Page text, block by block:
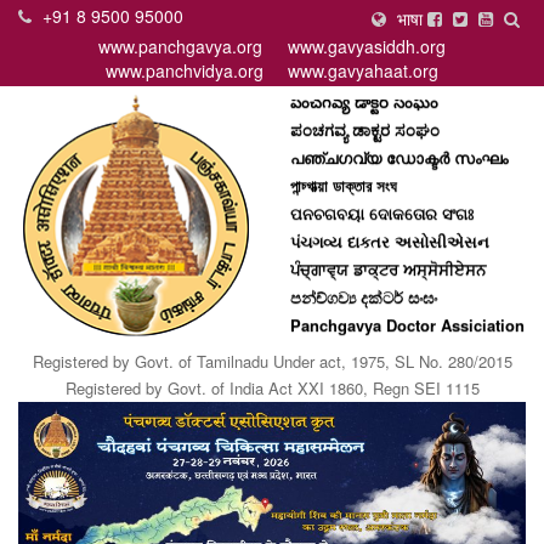
+91 8 9500 95000
www.panchgavya.org
www.gavyasiddh.org
www.panchvidya.org
www.gavyahaat.org
भाषा
पंचगव्य डॉक्टर असोसिएशन
பஞ்சகவ்ய டாக்டர் சனகம்
పంచగవ్య డాక్టర్ సంఘం
ಪಂಚಗವ್ಯ ಡಾಕ್ಟರ ಸಂಘಂ
പഞ്ചഗവ്യ ഡോക്ടര്‍ സംഘം
পান্চ্গাভ্য়া ডাক্তার সংঘ
ପନଚଗବୟା ଦୋକତୋର ସଂଗଃ
પંચગવ્ય દાકતર અસોસીએસન
ਪੰਚ੍ਗਾਵ੍ਯ ਡਾਕ੍ਟਰ ਅਸ੍ਸੋਸੀਏਸਨ
පන්ච්ගව්‍ය දක්ටර් සංඝං
Panchgavya Doctor Assiciation
Registered by Govt. of Tamilnadu Under act, 1975, SL No. 280/2015
Registered by Govt. of India Act XXI 1860, Regn SEI 1115